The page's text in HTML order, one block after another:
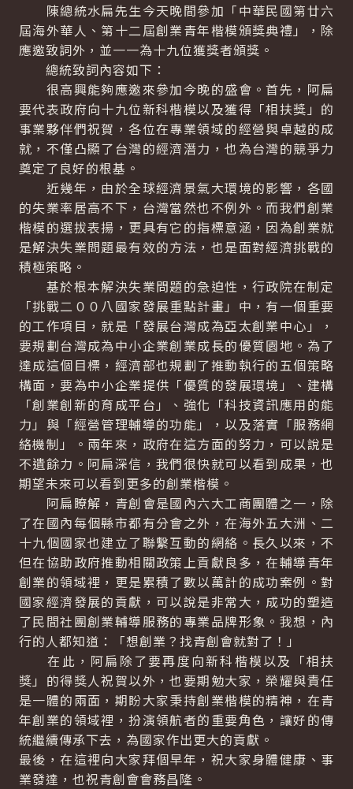
陳總統水扁先生今天晚間參加「中華民國第廿六
屆海外華人、第十二屆創業青年楷模頒獎典禮」，除
應邀致詞外，並一一為十九位獲獎者頒獎。
總統致詞內容如下：
很高興能夠應邀來參加今晚的盛會。首先，阿扁
要代表政府向十九位新科楷模以及獲得「相扶獎」的
事業夥伴們祝賀，各位在專業領域的經營與卓越的成
就，不僅凸顯了台灣的經濟潛力，也為台灣的競爭力
奠定了良好的根基。
近幾年，由於全球經濟景氣大環境的影響，各國
的失業率居高不下，台灣當然也不例外。而我們創業
楷模的選拔表揚，更具有它的指標意涵，因為創業就
是解決失業問題最有效的方法，也是面對經濟挑戰的
積極策略。
基於根本解決失業問題的急迫性，行政院在制定
「挑戰二００八國家發展重點計畫」中，有一個重要
的工作項目，就是「發展台灣成為亞太創業中心」，
要規劃台灣成為中小企業創業成長的優質園地。為了
達成這個目標，經濟部也規劃了推動執行的五個策略
構面，要為中小企業提供「優質的發展環境」、建構
「創業創新的育成平台」、強化「科技資訊應用的能
力」與「經營管理輔導的功能」，以及落實「服務網
絡機制」。兩年來，政府在這方面的努力，可以說是
不遺餘力。阿扁深信，我們很快就可以看到成果，也
期望未來可以看到更多的創業楷模。
阿扁瞭解，青創會是國內六大工商團體之一，除
了在國內每個縣市都有分會之外，在海外五大洲、二
十九個國家也建立了聯繫互動的網絡。長久以來，不
但在協助政府推動相關政策上貢獻良多，在輔導青年
創業的領域裡，更是累積了數以萬計的成功案例。對
國家經濟發展的貢獻，可以說是非常大，成功的塑造
了民間社團創業輔導服務的專業品牌形象。我想，內
行的人都知道：「想創業？找青創會就對了！」
在此，阿扁除了要再度向新科楷模以及「相扶
獎」的得獎人祝賀以外，也要期勉大家，榮耀與責任
是一體的兩面，期盼大家秉持創業楷模的精神，在青
年創業的領域裡，扮演領航者的重要角色，讓好的傳
統繼續傳承下去，為國家作出更大的貢獻。
最後，在這裡向大家拜個早年，祝大家身體健康、事
業發達，也祝青創會會務昌隆。